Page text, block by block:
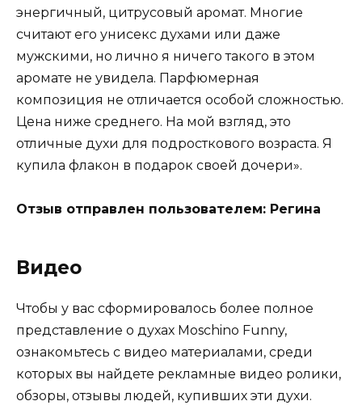
энергичный, цитрусовый аромат. Многие
считают его унисекс духами или даже
мужскими, но лично я ничего такого в этом
аромате не увидела. Парфюмерная
композиция не отличается особой сложностью.
Цена ниже среднего. На мой взгляд, это
отличные духи для подросткового возраста. Я
купила флакон в подарок своей дочери».
Отзыв отправлен пользователем: Регина
Видео
Чтобы у вас сформировалось более полное
представление о духах Moschino Funny,
ознакомьтесь с видео материалами, среди
которых вы найдете рекламные видео ролики,
обзоры, отзывы людей, купивших эти духи.